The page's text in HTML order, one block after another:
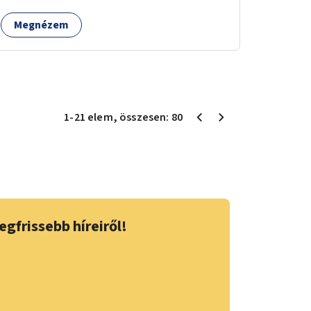
Megnézem
1-21 elem, összesen: 80
híreiről!